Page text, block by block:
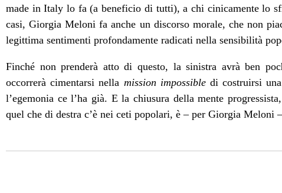
made in Italy lo fa (a beneficio di tutti), a chi cinicamente lo
casi, Giorgia Meloni fa anche un discorso morale, che non
legittima sentimenti profondamente radicati nella sensibilità
Finché non prenderà atto di questo, la sinistra avrà ben
occorrerà cimentarsi nella mission impossibledi costruirsi
l’egemonia ce l’ha già. E la chiusura della mente
quel che di destra c’è nei ceti popolari, è – per Giorgia Meloni